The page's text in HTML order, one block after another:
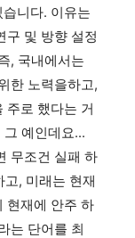
니다. 이유는
구 및 방향 설정
, 국내에서는
한 노력을하고,
주로 했다는 거
예인데요...
무조건 실패 하
, 미래는 현재
현재에 안주 하
는 단어를 최